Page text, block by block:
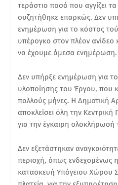
τεράστιο ποσό που αγγίζει
συζητήθηκε επαρκώς. Δεν
ενημέρωση για το κόστος
υπέρογκο στον πλέον ανίδεο
να έχουμε άμεσα ενημέρωση.
Δεν υπήρξε ενημέρωση για
υλοποίησης του Έργου, που
πολλούς μήνες. Η Δημοτική
αποκλείσει όλη την
για την έγκαιρη ολοκλήρωσή
Δεν εξετάστηκαν
περιοχή, όπως ενδεχομένως
κατασκευή Υπόγειου Χώρου